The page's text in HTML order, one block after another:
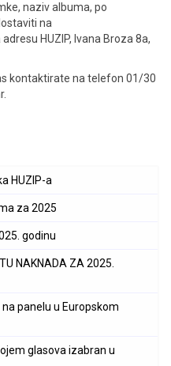
naziv albuma, po
na
adresu HUZIP, Ivana Broza 8a,
kontaktirate na telefon 01/30
HUZIP-a
za 2025
godinu
NAKNADA ZA 2025.
panelu u Europskom
glasova izabran u